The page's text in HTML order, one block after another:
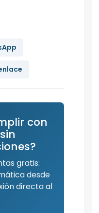
con
gratis:
desde
directa al